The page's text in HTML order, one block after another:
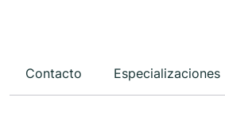
Contacto Especializaciones